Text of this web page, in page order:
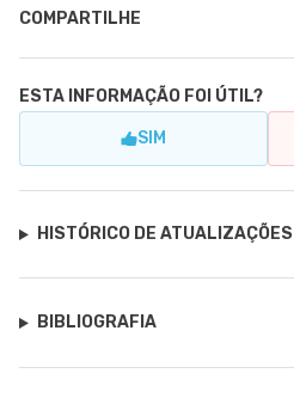
COMPARTILHE
ESTA INFORMAÇÃO FOI ÚTIL?
SIM
HISTÓRICO DE ATUALIZAÇÕES
BIBLIOGRAFIA